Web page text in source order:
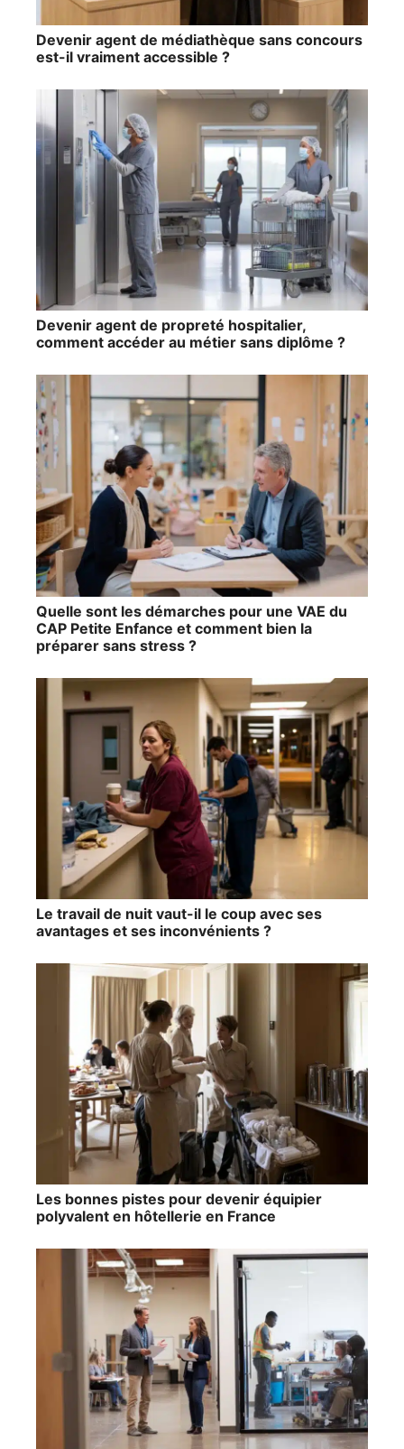
Devenir agent de médiathèque sans concours
est-il vraiment accessible ?
Devenir agent de propreté hospitalier,
comment accéder au métier sans diplôme ?
Quelle sont les démarches pour une VAE du
CAP Petite Enfance et comment bien la
préparer sans stress ?
Le travail de nuit vaut-il le coup avec ses
avantages et ses inconvénients ?
Les bonnes pistes pour devenir équipier
polyvalent en hôtellerie en France